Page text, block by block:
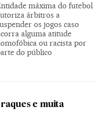
máxima do futebol
árbitros a
os jogos caso
alguma atitude
ou racista por
do público
e muita